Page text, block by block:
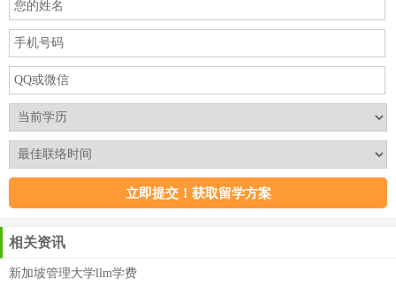
相关资讯
新加坡管理大学llm学费